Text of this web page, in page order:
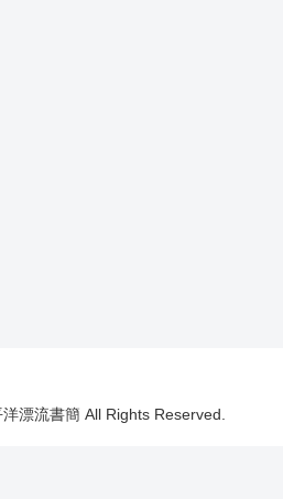
漂流書簡 All Rights Reserved.